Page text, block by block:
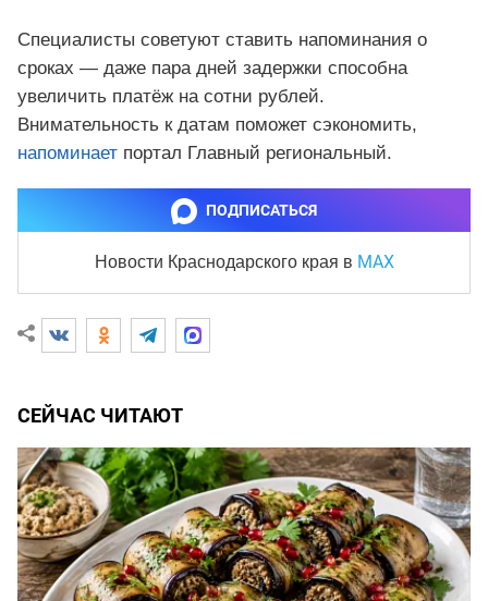
Специалисты советуют ставить напоминания о
сроках — даже пара дней задержки способна
увеличить платёж на сотни рублей.
Внимательность к датам поможет сэкономить,
напоминает портал Главный региональный.
ПОДПИСАТЬСЯ
Новости Краснодарского края в MAX
СЕЙЧАС ЧИТАЮТ